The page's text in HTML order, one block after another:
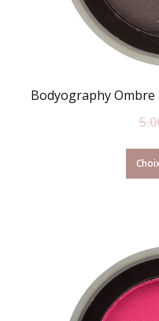
Bodyography